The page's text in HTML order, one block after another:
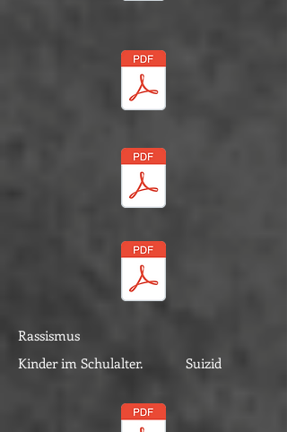
Rassismus
Kinder im Schulalter. Suizid